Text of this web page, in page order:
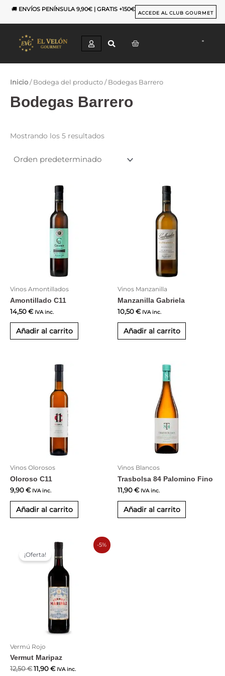
contenido
🚚 ENVÍOS PENÍNSULA 9,90€ | GRATIS +150€
ACCEDE AL CLUB GOURMET
CART
Inicio / Bodega del producto / Bodegas Barrero
Bodegas Barrero
Mostrando los 5 resultados
Vinos Amontillados
Amontillado C11
14,50 € IVA inc.
Añadir al carrito
Vinos Manzanilla
Manzanilla Gabriela
10,50 € IVA inc.
Añadir al carrito
Vinos Olorosos
Oloroso C11
9,90 € IVA inc.
Añadir al carrito
Vinos Blancos
Trasbolsa 84 Palomino Fino
11,90 € IVA inc.
Añadir al carrito
-5%
¡Oferta!
Vermú Rojo
Vermut Maripaz
12,50€
precio
original
12,50 €.
11,90 €
El
precio
actual
es:
11,90 €.
IVA inc.
VERIFICA TU EDAD